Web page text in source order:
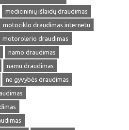
medicininių išlaidų draudimas
motociklo draudimas internetu
motorolerio draudimas
namo draudimas
namu draudimas
ne gyvybės draudimas